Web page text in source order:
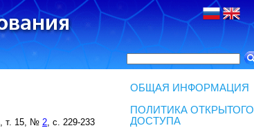
т. 15, № 2, с. 229-233
ОБЩАЯ ИНФОРМАЦИЯ
ПОЛИТИКА ОТКРЫТОГО
ДОСТУПА